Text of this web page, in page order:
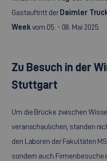
Gastauftritt der Daimler
Weekvom 05. - 08. Mai 2025.
Zu Besuch in der
Stuttgart
Um die Brücke zwischen
veranschaulichen, standen
den Laboren der Fakultäten
sondern auch Firmenbesuche